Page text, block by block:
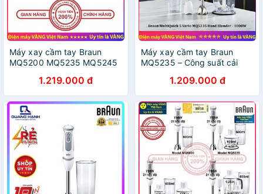
Máy xay cầm tay Braun
MQ5200 MQ5235 MQ5245
MQ5035 MQ5045 - Hàng
chính hãng
1.219.000 đ
Máy xay cầm tay Braun
MQ5235 – Công suất cải
cho MQ5035 MQ5030
MQ5045 MQ3045 MQ5000
1.209.000 đ